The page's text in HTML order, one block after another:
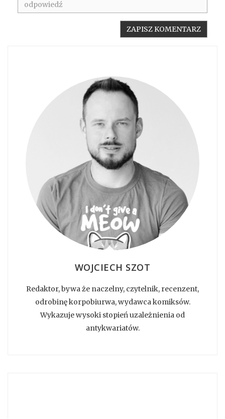
WOJCIECH SZOT
Redaktor, bywa że naczelny, czytelnik, recenzent,
odrobinę korpobiurwa, wydawca komiksów.
Wykazuje wysoki stopień uzależnienia od
antykwariatów.